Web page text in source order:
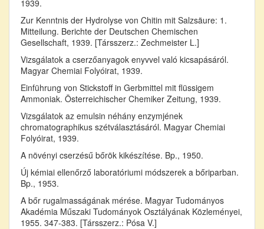
1939.
Zur Kenntnis der Hydrolyse von Chitin mit Salzsäure: 1.
Mitteilung. Berichte der Deutschen Chemischen
Gesellschaft, 1939. [Társszerz.: Zechmeister L.]
Vizsgálatok a cserzőanyagok enyvvel való kicsapásáról.
Magyar Chemiai Folyóirat, 1939.
Einführung von Stickstoff in Gerbmittel mit flüssigem
Ammoniak. Österreichischer Chemiker Zeitung, 1939.
Vizsgálatok az emulsin néhány enzymjének
chromatographikus szétválasztásáról. Magyar Chemiai
Folyóirat, 1939.
A növényi cserzésű bőrök kikészítése. Bp., 1950.
Új kémiai ellenőrző laboratóriumi módszerek a bőriparban.
Bp., 1953.
A bőr rugalmasságának mérése. Magyar Tudományos
Akadémia Műszaki Tudományok Osztályának Közleményei,
1955. 347-383. [Társszerz.: Pósa V.]